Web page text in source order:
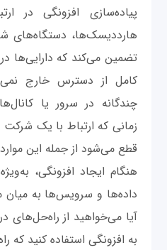
پیاده‌سازی افزونگی در
هارد‌دیسک‌ها، دستگاه‌های
تضمین می‌کند که دارایی‌ها
کامل از دسترس خارج
چندگانه در سرور یا
زمانی که ارتباط با یک شرکت
قطع می‌شود از جمله این
هنگام ایجاد افزونگی،
داده‌ها و سرویس‌ها به میان
آیا می‌خواهید از راه‌حل‌های
به افزونگی استفاده کنید که